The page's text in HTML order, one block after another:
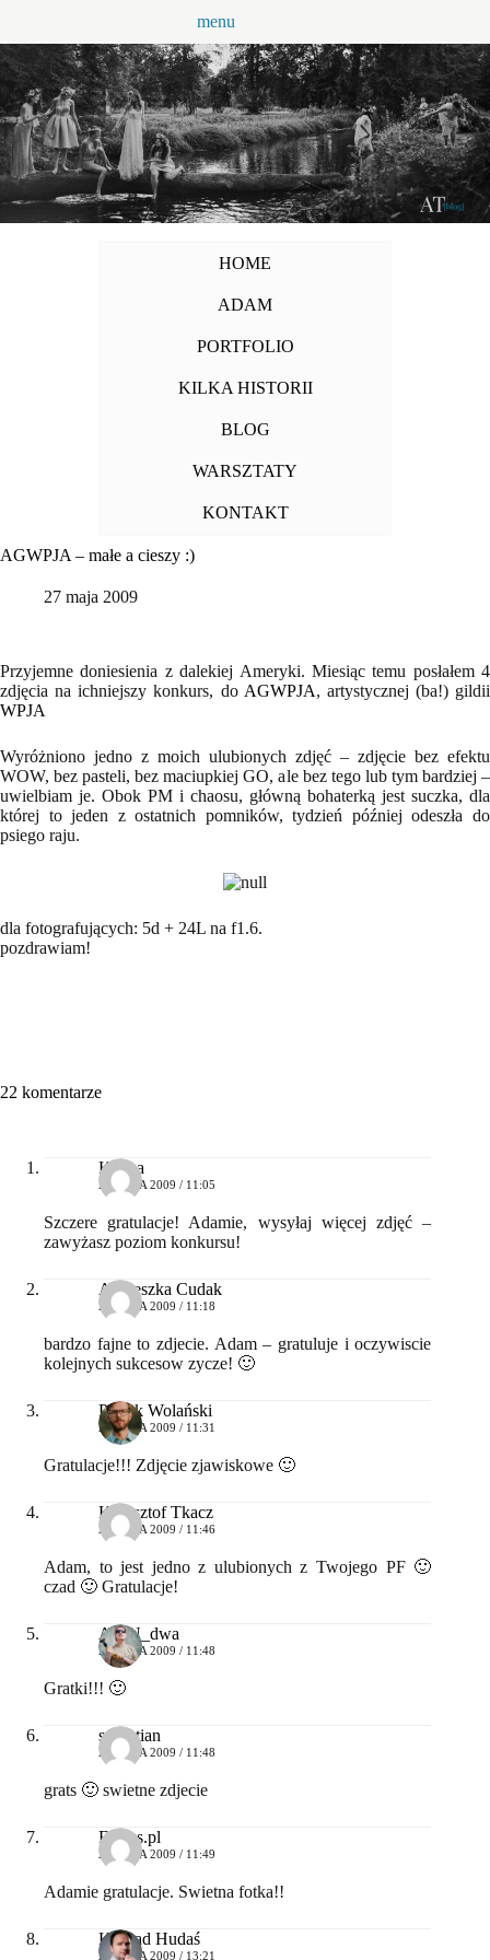
treści
menu
HOME
ADAM
PORTFOLIO
KILKA HISTORII
BLOG
WARSZTATY
KONTAKT
AGWPJA – małe a cieszy :)
27 maja 2009
Przyjemne doniesienia z dalekiej Ameryki. Miesiąc temu posłałem 4
zdjęcia na ichniejszy konkurs, do AGWPJA, artystycznej (ba!) gildii
WPJA
Wyróżniono jedno z moich ulubionych zdjęć – zdjęcie bez efektu
WOW, bez pasteli, bez maciupkiej GO, ale bez tego lub tym bardziej –
uwielbiam je. Obok PM i chaosu, główną bohaterką jest suczka, dla
której to jeden z ostatnich pomników, tydzień później odeszła do
psiego raju.
dla fotografujących: 5d + 24L na f1.6.
pozdrawiam!
22 komentarze
Kalina
27 MAJA 2009 / 11:05
Szczere gratulacje! Adamie, wysyłaj więcej zdjęć –
zawyżasz poziom konkursu!
Agnieszka Cudak
27 MAJA 2009 / 11:18
bardzo fajne to zdjecie. Adam – gratuluje i oczywiscie
kolejnych sukcesow zycze! 🙂
Patryk Wolański
27 MAJA 2009 / 11:31
Gratulacje!!! Zdjęcie zjawiskowe 🙂
Krzysztof Tkacz
27 MAJA 2009 / 11:46
Adam, to jest jedno z ulubionych z Twojego PF 🙂
czad 🙂 Gratulacje!
AlieN_dwa
27 MAJA 2009 / 11:48
Gratki!!! 🙂
sebastian
27 MAJA 2009 / 11:48
grats 🙂 swietne zdjecie
Fotoss.pl
27 MAJA 2009 / 11:49
Adamie gratulacje. Swietna fotka!!
Konrad Hudaś
27 MAJA 2009 / 13:21